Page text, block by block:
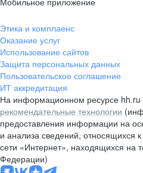
Этика и комплаенс
Оказание услуг
Использование сайтов
Защита персональных данных
Пользовательское соглашение
ИТ аккредитация
На информационном ресурсе hh.ru
рекомендательные технологии
предоставления информации на
и анализа сведений, относящихся
сети «Интернет», находящихся на
Федерации)